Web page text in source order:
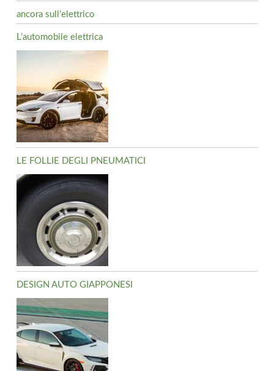
ancora sull’elettrico
L’automobile elettrica
LE FOLLIE DEGLI PNEUMATICI
DESIGN AUTO GIAPPONESI